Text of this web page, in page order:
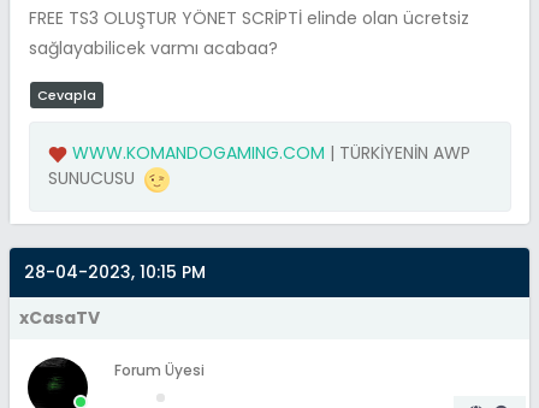
FREE TS3 OLUŞTUR YÖNET SCRİPTİ elinde olan ücretsiz
sağlayabilicek varmı acabaa?
Cevapla
WWW.KOMANDOGAMING.COM | TÜRKİYENİN AWP
SUNUCUSU
28-04-2023, 10:15 PM
xCasaTV
Forum Üyesi